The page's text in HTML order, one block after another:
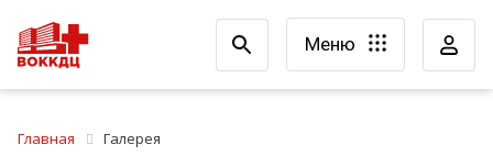
Меню
Главная Галерея